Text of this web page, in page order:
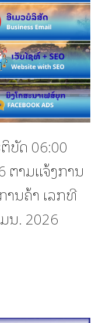
ບັດ 06:00
ຕາມແຈ້ງການ
ນຄ້າ ເລກທີ
ນ. 2026